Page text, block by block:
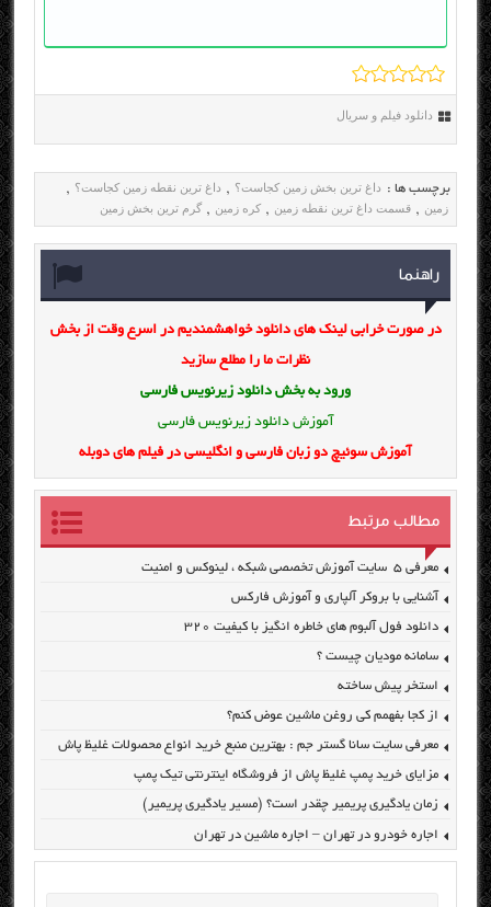
دانلود فیلم و سریال
برچسب ها : داغ ترین بخش زمین کجاست؟ , داغ ترین نقطه زمین کجاست؟ ,
زمین , قسمت داغ ترین نقطه زمین , کره زمین , گرم ترین بخش زمین
راهنما
در صورت خرابی لینک های دانلود خواهشمندیم در اسرع وقت از بخش
نظرات ما را مطلع سازید
ورود به بخش دانلود زیرنویس فارسی
آموزش دانلود زیرنویس فارسی
آموزش سوئیچ دو زبان فارسی و انگلیسی در فیلم های دوبله
مطالب مرتبط
معرفی ۵ سایت آموزش تخصصی شبکه ، لینوکس و امنیت
آشنایی با بروکر آلپاری و آموزش فارکس
دانلود فول آلبوم های خاطره انگیز با کیفیت ۳۲۰
سامانه مودیان چیست ؟
استخر پیش ساخته
از کجا بفهمم کی روغن ماشین عوض کنم؟
معرفی سایت سانا گستر جم : بهترین منبع خرید انواع محصولات غلیظ پاش
مزایای خرید پمپ غلیظ پاش از فروشگاه اینترنتی تیک پمپ
زمان یادگیری پریمیر چقدر است؟ (مسیر یادگیری پریمیر)
اجاره خودرو در تهران – اجاره ماشین در تهران